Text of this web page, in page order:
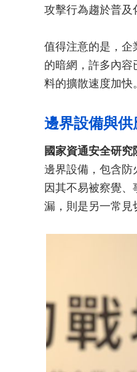
攻擊行為趨於普及
值得注意的是，企
的暗網，許多內
料的擴散速度加快。
邊界設備與
國家資通安全研
邊界設備，包含防
因其不易被察覺
漏，則是另一常見